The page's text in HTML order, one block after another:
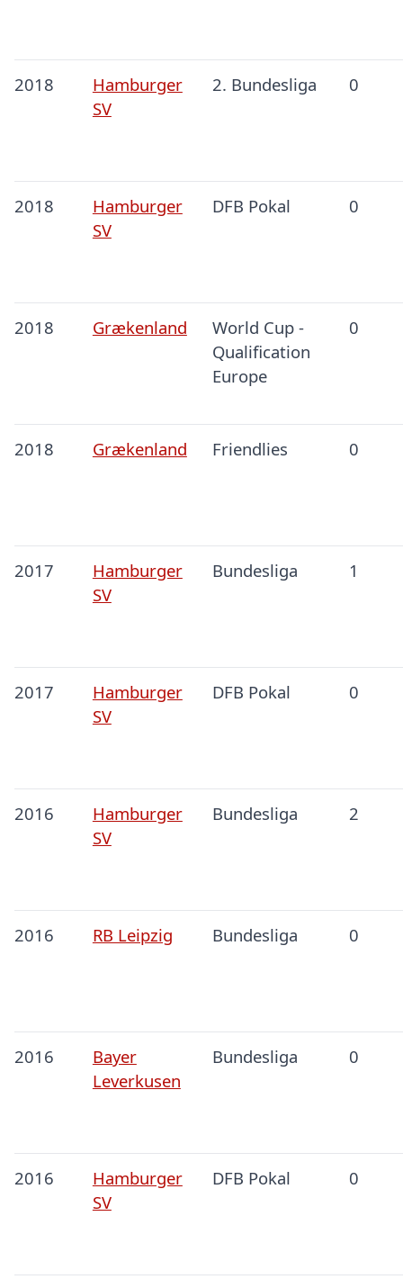
2018
Hamburger
SV
2. Bundesliga 0
2018
Hamburger
SV
DFB Pokal 0
2018 Grækenland
World Cup -
Qualification
Europe
0
2018 Grækenland Friendlies 0
2017
Hamburger
SV
Bundesliga 1
2017
Hamburger
SV
DFB Pokal 0
2016
Hamburger
SV
Bundesliga 2
2016 RB Leipzig Bundesliga 0
2016
Bayer
Leverkusen
Bundesliga 0
2016
Hamburger
SV
DFB Pokal 0